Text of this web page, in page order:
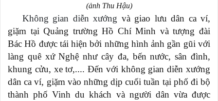
(ảnh Thu Hậu)
Không gian diễn xướng và giao lưu dân ca ví,
giặm tại Quảng trường Hồ Chí Minh và tượng đài
Bác Hồ được tái hiện bởi những hình ảnh gần gũi với
làng quê xứ Nghệ như cây đa, bến nước, sân đình,
khung cửu, xe tơ,.... Đến với không gian diễn xướng
dân ca ví, giặm vào những dịp cuối tuần tại phố đi bộ
thành phố Vinh du khách và người dân vừa được